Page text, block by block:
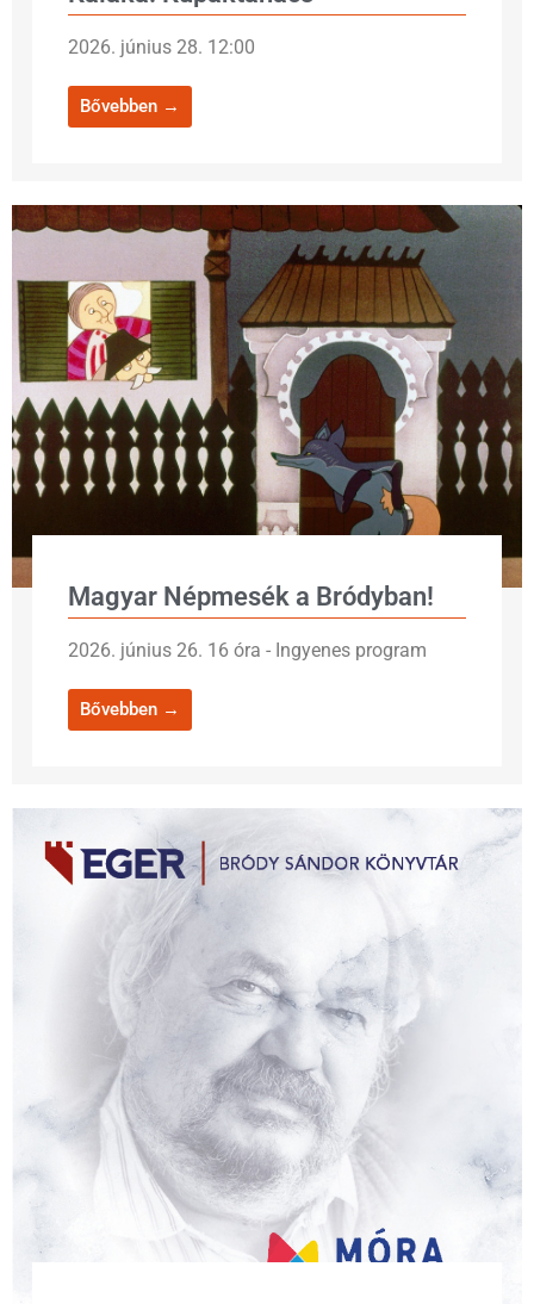
2026. június 28. 12:00
Bővebben →
Magyar Népmesék a Bródyban!
2026. június 26. 16 óra - Ingyenes program
Bővebben →